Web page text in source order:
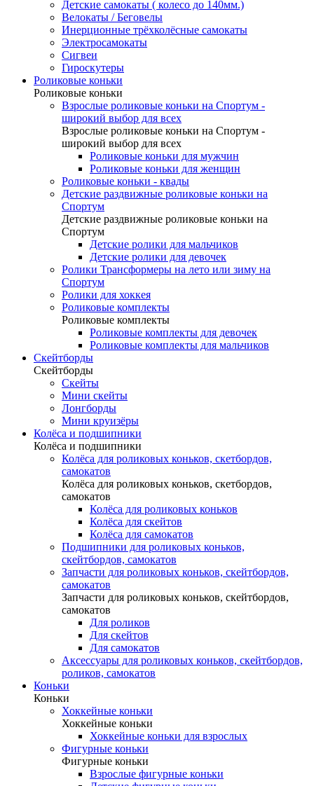
Детские самокаты ( колесо до 140мм.)
Велокаты / Беговелы
Инерционные трёхколёсные самокаты
Электросамокаты
Сигвеи
Гироскутеры
Роликовые коньки
Роликовые коньки
Взрослые роликовые коньки на Спортум -
широкий выбор для всех
Взрослые роликовые коньки на Спортум -
широкий выбор для всех
Роликовые коньки для мужчин
Роликовые коньки для женщин
Роликовые коньки - квады
Детские раздвижные роликовые коньки на
Спортум
Детские раздвижные роликовые коньки на
Спортум
Детские ролики для мальчиков
Детские ролики для девочек
Ролики Трансформеры на лето или зиму на
Спортум
Ролики для хоккея
Роликовые комплекты
Роликовые комплекты
Роликовые комплекты для девочек
Роликовые комплекты для мальчиков
Скейтборды
Скейтборды
Скейты
Мини скейты
Лонгборды
Мини круизёры
Колёса и подшипники
Колёса и подшипники
Колёса для роликовых коньков, скетбордов,
самокатов
Колёса для роликовых коньков, скетбордов,
самокатов
Колёса для роликовых коньков
Колёса для скейтов
Колёса для самокатов
Подшипники для роликовых коньков,
скейтбордов, самокатов
Запчасти для роликовых коньков, скейтбордов,
самокатов
Запчасти для роликовых коньков, скейтбордов,
самокатов
Для роликов
Для скейтов
Для самокатов
Аксессуары для роликовых коньков, скейтбордов,
роликов, самокатов
Коньки
Коньки
Хоккейные коньки
Хоккейные коньки
Хоккейные коньки для взрослых
Фигурные коньки
Фигурные коньки
Взрослые фигурные коньки